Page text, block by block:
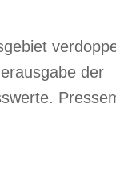
der